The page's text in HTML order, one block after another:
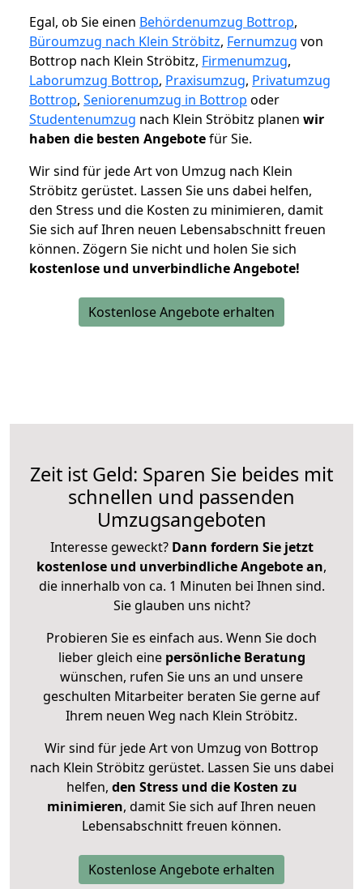
Egal, ob Sie einen Behördenumzug Bottrop,
Büroumzug nach Klein Ströbitz, Fernumzug von
Bottrop nach Klein Ströbitz, Firmenumzug,
Laborumzug Bottrop, Praxisumzug, Privatumzug
Bottrop, Seniorenumzug in Bottrop oder
Studentenumzug nach Klein Ströbitz planen wir
haben die besten Angebotefür Sie.
Wir sind für jede Art von Umzug nach Klein
Ströbitz gerüstet. Lassen Sie uns dabei helfen,
den Stress und die Kosten zu minimieren, damit
Sie sich auf Ihren neuen Lebensabschnitt freuen
können. Zögern Sie nicht und holen Sie sich
kostenlose und unverbindliche Angebote!
Kostenlose Angebote erhalten
Zeit ist Geld: Sparen Sie beides mit
schnellen und passenden
Umzugsangeboten
Interesse geweckt? Dann fordern Sie jetzt
kostenlose und unverbindliche Angebote an,
die innerhalb von ca. 1 Minuten bei Ihnen sind.
Sie glauben uns nicht?
Probieren Sie es einfach aus. Wenn Sie doch
lieber gleich eine persönliche Beratung
wünschen, rufen Sie uns an und unsere
geschulten Mitarbeiter beraten Sie gerne auf
Ihrem neuen Weg nach Klein Ströbitz.
Wir sind für jede Art von Umzug von Bottrop
nach Klein Ströbitz gerüstet. Lassen Sie uns dabei
helfen, den Stress und die Kosten zu
minimieren, damit Sie sich auf Ihren neuen
Lebensabschnitt freuen können.
Kostenlose Angebote erhalten